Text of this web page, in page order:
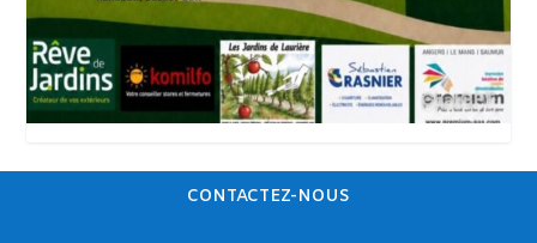
CONTACTEZ-NOUS